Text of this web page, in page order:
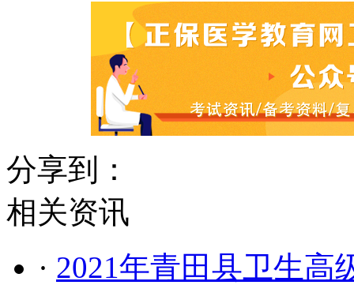
分享到：
相关资讯
· 2021年青田县卫生高